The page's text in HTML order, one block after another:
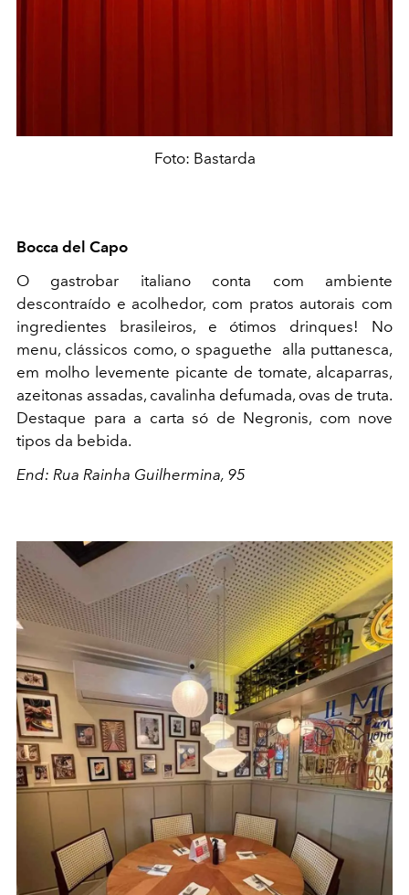
Foto: Bastarda
Bocca del Capo
O gastrobar italiano conta com ambiente
descontraído e acolhedor, com pratos autorais com
ingredientes brasileiros, e ótimos drinques! No
menu, clássicos como, o spaguethe
alla puttanesca,
em molho levemente picante de tomate, alcaparras,
azeitonas assadas, cavalinha defumada, ovas de truta.
Destaque para a carta só de Negronis, com nove
tipos da bebida.
End: Rua Rainha Guilhermina, 95